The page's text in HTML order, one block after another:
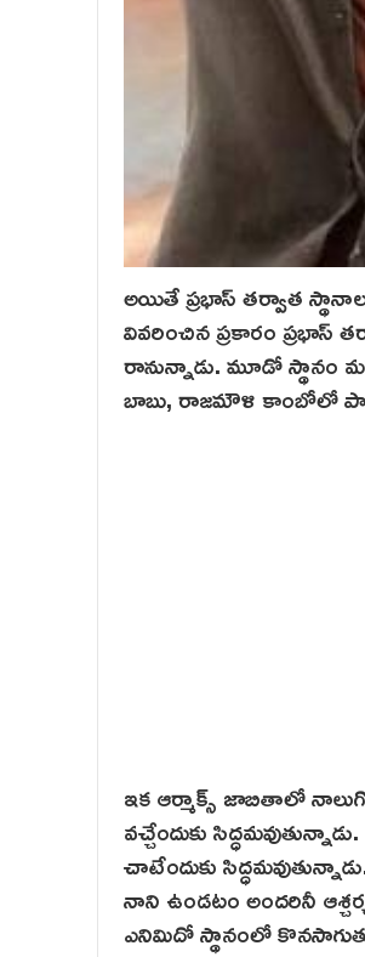
అయితే ప్రభాస్ తర్వాత
వివరించిన ప్రకారం ప్రభాస్
రానున్నాడు. మూడో
బాబు, రాజమౌళి కాంబోలో పాన్
ఇక ఆర్మాక్స్ జాబితాలో నాలుగో
వచ్చేందుకు
చాటేందుకు
నాని ఉండ‌టం అందరినీ
ఎనిమిదో స్థానంలో